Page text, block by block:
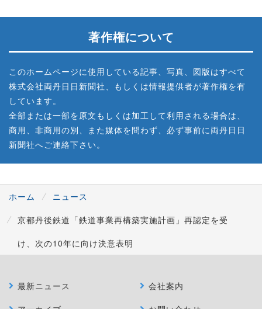
著作権について
このホームページに使用している記事、写真、図版はすべて
株式会社両丹日日新聞社、もしくは情報提供者が著作権を有
しています。
全部または一部を原文もしくは加工して利用される場合は、
商用、非商用の別、また媒体を問わず、必ず事前に両丹日日
新聞社へご連絡下さい。
ホーム
ニュース
京都丹後鉄道「鉄道事業再構築実施計画」再認定を受
け、次の10年に向け決意表明
最新ニュース
会社案内